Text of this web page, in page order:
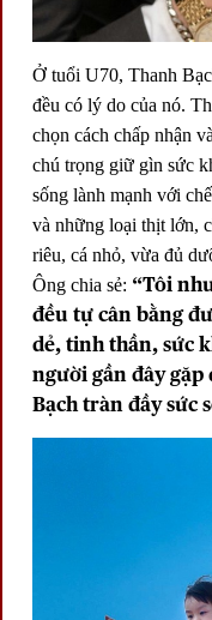
Ở tuổi U70, Thanh
đều có lý do của nó.
chọn cách chấp nhận
chú trọng giữ gìn sức
sống lành mạnh với
và những loại thịt lớn,
riêu, cá nhỏ, vừa đủ
Ông chia sẻ: “Tôi
đều tự cân bằng
dẻ, tinh thần, sức
người gần đây
Bạch tràn đầy sức